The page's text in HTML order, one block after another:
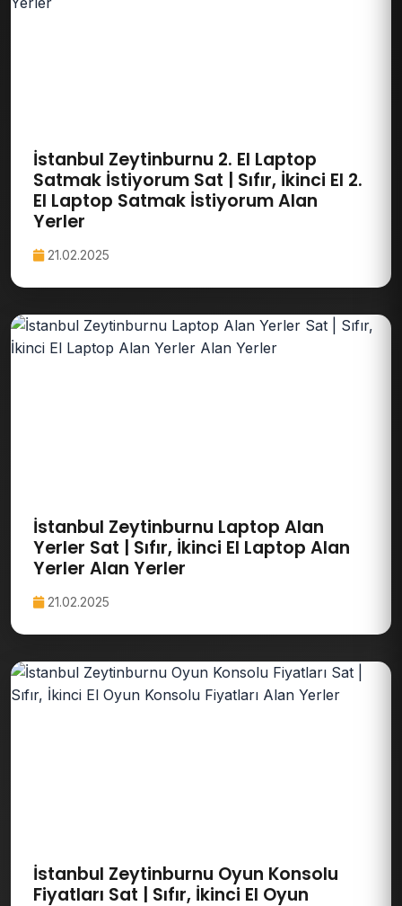
İstanbul Zeytinburnu 2. El Laptop
Satmak İstiyorum Sat | Sıfır, İkinci El 2.
El Laptop Satmak İstiyorum Alan
Yerler
21.02.2025
İstanbul Zeytinburnu Laptop Alan
Yerler Sat | Sıfır, İkinci El Laptop Alan
Yerler Alan Yerler
21.02.2025
İstanbul Zeytinburnu Oyun Konsolu
Fiyatları Sat | Sıfır, İkinci El Oyun